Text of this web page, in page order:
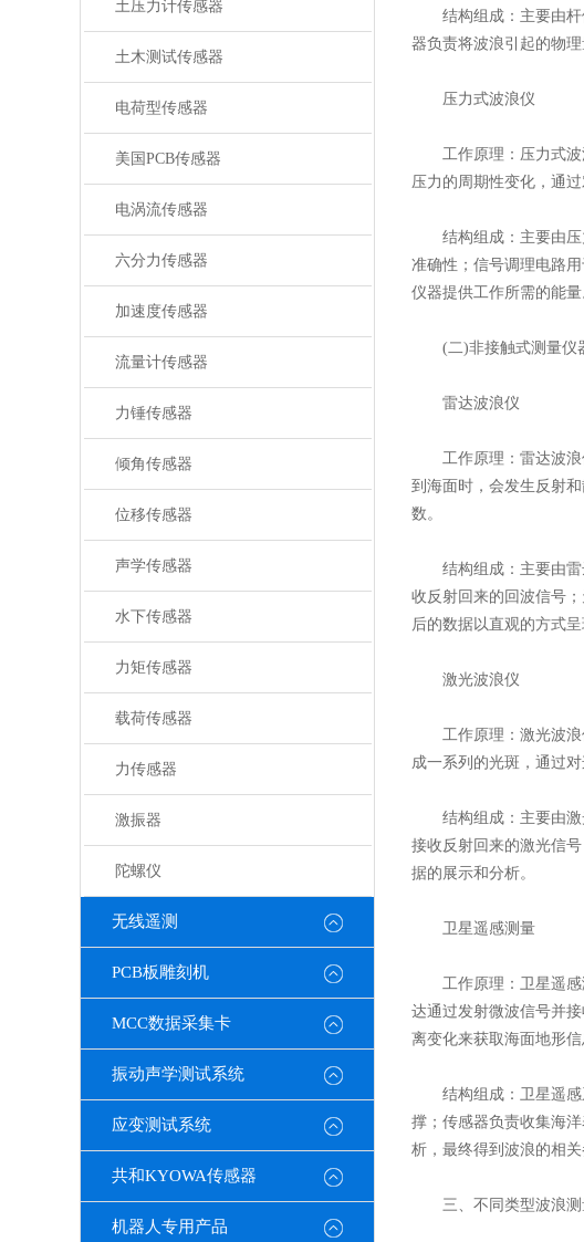
土压力计传感器
土木测试传感器
电荷型传感器
美国PCB传感器
电涡流传感器
六分力传感器
加速度传感器
流量计传感器
力锤传感器
倾角传感器
位移传感器
声学传感器
水下传感器
力矩传感器
载荷传感器
力传感器
激振器
陀螺仪
无线遥测
PCB板雕刻机
MCC数据采集卡
振动声学测试系统
应变测试系统
共和KYOWA传感器
机器人专用产品
结构组成​​：主要由杆
器负责将波浪引起的物
​​压力式波浪仪​​
工作原理​​：压力式波
压力的周期性变化，通
结构组成​​：主要由压
准确性；信号调理电路
仪器提供工作所需的能量
(二)非接触式测量仪
​​雷达波浪仪​​
工作原理​​：雷达波浪
到海面时，会发生反射
数。
结构组成​​：主要由雷
收反射回来的回波信号
后的数据以直观的方式呈
​​激光波浪仪​​
工作原理​​：激光波浪
成一系列的光斑，通过
结构组成​​：主要由激
接收反射回来的激光信
据的展示和分析。
​​卫星遥感测量​​
工作原理​​：卫星遥感
达通过发射微波信号并
离变化来获取海面地形
结构组成​​：卫星遥感
撑；传感器负责收集海
析，最终得到波浪的相关
三、不同类型波浪测